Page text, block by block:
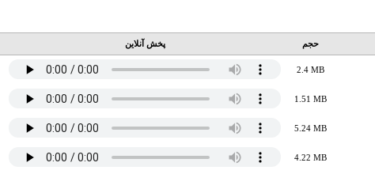
حجم پخش آنلاین
2.4 MB
1.51 MB
5.24 MB
4.22 MB